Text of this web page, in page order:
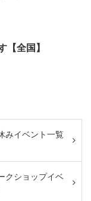
全国】
みイベント一覧
クショップイベ